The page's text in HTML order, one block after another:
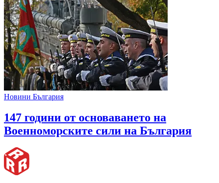
Новини България
147 години от основаването на
Военноморските сили на България